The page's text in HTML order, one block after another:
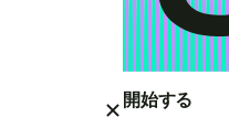
開始する